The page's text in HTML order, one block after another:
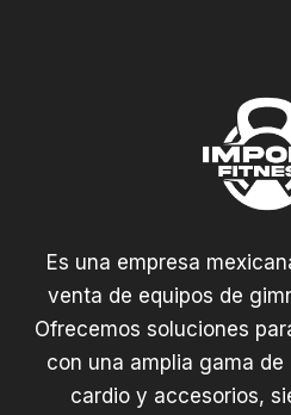
Es una empresa
venta de equipos de
Ofrecemos soluciones
con una amplia gama
cardio y accesorios,